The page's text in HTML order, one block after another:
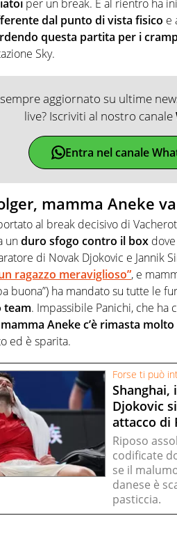
per un break. E al rientro ha
dal punto di vista fisico e
questa partita per i
Sky.
aggiornato su ultime
live? Iscriviti al nostro canale
Entra nel canale
mamma Aneke
al break decisivo di
unduro sfogo contro il box
di Novak Djokovic e Jannik
ragazzo meraviglioso”, e
buona”) ha mandato su tutte le
team. Impassibile Panichi, che ha
mamma Aneke c’è rimasta
ed è sparita.
Forse ti può
Shanghai,
Djokovic
attacco di
Riposo
codificate
se il
danese è
pasticcia.